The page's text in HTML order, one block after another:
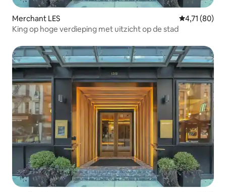
Merchant LES Gemiddelde
4,71 (80)
King op hoge verdieping met uitzicht op de stad